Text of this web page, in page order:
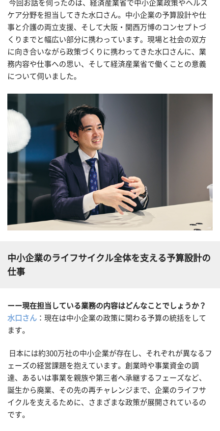
今回お話を伺ったのは、経済産業省で中小企業政策やヘルス
ケア分野を担当してきた水口さん。中小企業の予算設計や仕
事と介護の両立支援、そして大阪・関西万博のコンセプトづ
くりまでと幅広い部分に携わっています。現場と社会の双方
に向き合いながら政策づくりに携わってきた水口さんに、業
務内容や仕事への思い、そして経済産業省で働くことの意義
について伺いました。
中小企業のライフサイクル全体を支える予算設計の
仕事
ーー現在担当している業務の内容はどんなことでしょうか？
水口さん ：現在は中小企業の政策に関わる予算の統括をして
ます。
日本には約300万社の中小企業が存在し、それぞれが異なるフ
ェーズの経営課題を抱えています。創業時や事業資金の調
達、あるいは事業を親族や第三者へ承継するフェーズなど、
誕生から廃業、その先の再チャレンジまで、企業のライフサ
イクルを支えるために、さまざまな政策が展開されているの
です。